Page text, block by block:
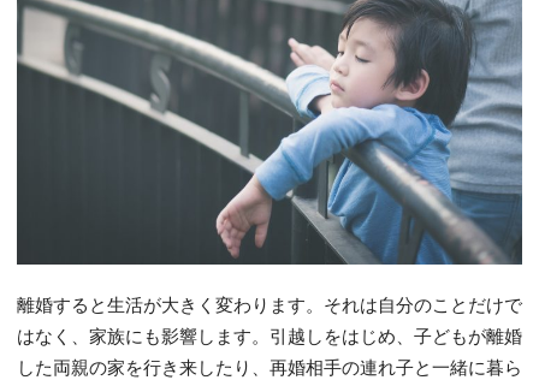
離婚すると生活が大きく変わります。それは自分のことだけで
はなく、家族にも影響します。引越しをはじめ、子どもが離婚
した両親の家を行き来したり、再婚相手の連れ子と一緒に暮ら